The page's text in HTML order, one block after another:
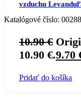
vzduchu
Katalógové číslo: 00288
10.90€
10.90 €.9.70
Pridať do košíka